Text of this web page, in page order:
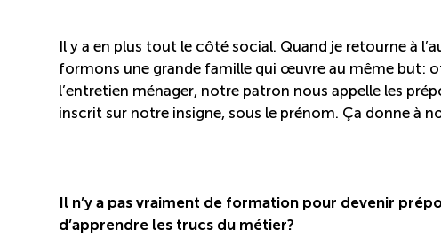
Il y a en plus tout le côté social. Quand je retourne à
formons une grande famille qui œuvre au même but:
l’entretien ménager, notre patron nous appelle les
inscrit sur notre insigne, sous le prénom. Ça donne à
Il n’y a pas vraiment de formation pour devenir
d’apprendre les trucs du métier?